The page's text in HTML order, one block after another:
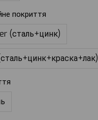
покриття
(сталь+цинк)